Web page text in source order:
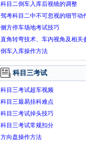
科目二倒车入库后视镜的调整
驾考科目二中不可忽视的细节动
侧方停车场地考试技巧
直角转弯技术、车内视角及相关
倒车入库操作方法
科目三考试
科目三考试超车视频
科目三最易挂科难点
科目三考试掉头技巧
科目三考试常规扣分
方向盘操作方法